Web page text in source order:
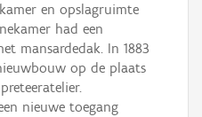
en opslagruimte
had een
mansardedak. In 1883
op de plaats
nieuwe toegang